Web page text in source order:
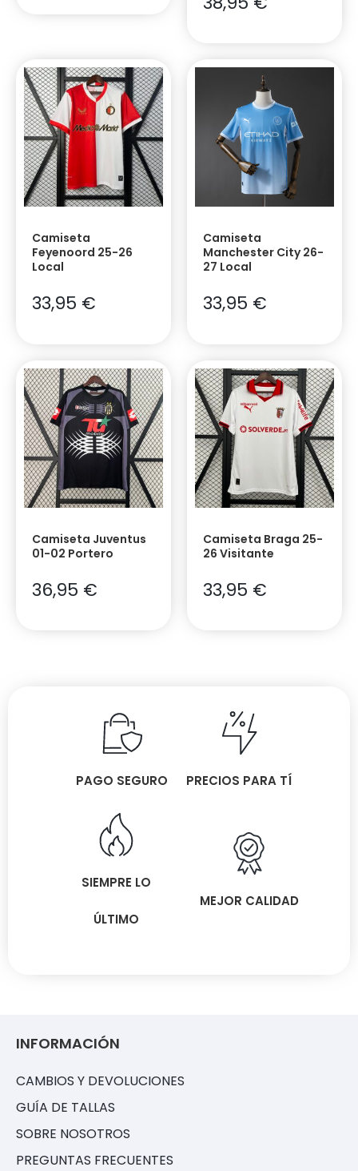
Camiseta
Feyenoord 25-26
Local
33,95 €
Camiseta
Manchester City 26-
27 Local
33,95 €
Camiseta Juventus
01-02 Portero
36,95 €
Camiseta Braga 25-
26 Visitante
33,95 €
PAGO SEGURO PRECIOS PARA TÍ
SIEMPRE LO
ÚLTIMO
MEJOR CALIDAD
INFORMACIÓN
CAMBIOS Y DEVOLUCIONES
GUÍA DE TALLAS
SOBRE NOSOTROS
PREGUNTAS FRECUENTES